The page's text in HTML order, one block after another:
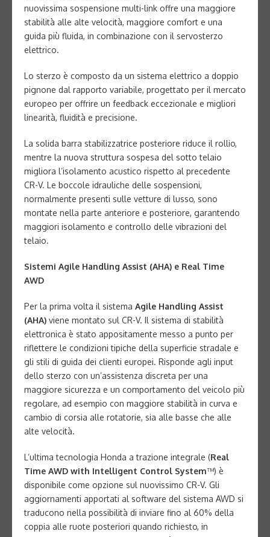
nuovissima sospensione multi-link offre una maggiore
stabilità alle alte velocità, maggiore comfort e una
guida più fluida, in combinazione con il servosterzo
elettrico.
Lo sterzo è composto da un sistema elettrico a doppio
pignone dal rapporto variabile, progettato per il mercato
europeo per offrire un feedback eccezionale e migliori
linearità, fluidità e precisione.
La solida barra stabilizzatrice posteriore riduce il rollio,
mentre la nuova struttura sospesa del sotto telaio
migliora l’isolamento acustico rispetto al precedente
CR-V. Le boccole idrauliche delle sospensioni,
normalmente presenti sulle vetture di lusso, sono
montate nella parte anteriore e posteriore, garantendo
maggiori isolamento e controllo delle vibrazioni del
telaio.
Sistemi Agile Handling Assist (AHA) e Real Time
AWD
Per la prima volta il sistema Agile Handling Assist
(AHA) viene montato sul CR-V. Il sistema di stabilità
elettronica è stato appositamente messo a punto per
riflettere le condizioni tipiche della superficie stradale e
gli stili di guida dei clienti europei. Risponde agli input
dello sterzo con un’assistenza discreta per una
maggiore sicurezza e un comportamento del veicolo più
regolare, ad esempio con maggiore stabilità in curva e
cambio di corsia alle rotatorie, sia alle basse che alle
alte velocità.
L’ultima tecnologia Honda a trazione integrale (Real
Time AWD with Intelligent Control System™) è
disponibile come opzione sul nuovissimo CR-V. Gli
aggiornamenti apportati al software del sistema AWD si
traducono nella possibilità di inviare fino al 60% della
coppia alle ruote posteriori quando richiesto, in